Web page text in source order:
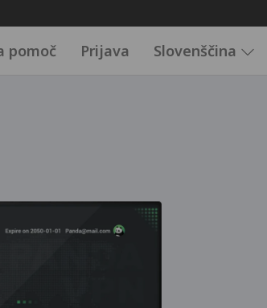
pomoč Prijava Slovenščina